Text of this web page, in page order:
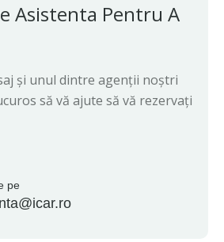
Asistenta Pentru A
și unul dintre agenții noștri
să vă ajute să vă rezervați
pe